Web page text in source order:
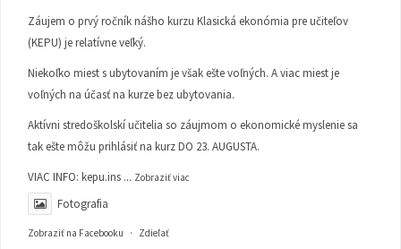
Záujem o prvý ročník nášho kurzu Klasická ekonómia pre učiteľov
(KEPU) je relatívne veľký.
Niekoľko miest s ubytovaním je však ešte voľných. A viac miest je
voľných na účasť na kurze bez ubytovania.
Aktívni stredoškolskí učitelia so záujmom o ekonomické myslenie sa
tak ešte môžu prihlásiť na kurz DO 23. AUGUSTA.
VIAC INFO: kepu.ins ... Zobraziť viac
Fotografia
Zobraziť na Facebooku · Zdieľať